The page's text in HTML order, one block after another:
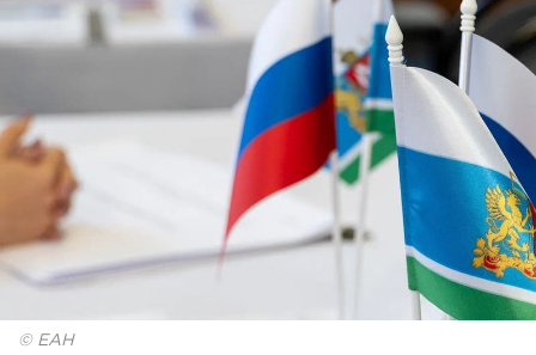
© ЕАН